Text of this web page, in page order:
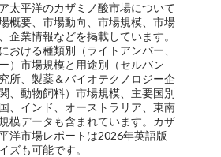
太平洋のカザミノ酸市場について
概要、市場動向、市場規模、市場
企業情報などを掲載しています。
おける種類別（ライトアンバー、
）市場規模と用途別（セルバン
所、製薬＆バイオテクノロジー企
、動物飼料）市場規模、主要国別
、インド、オーストラリア、東南
模データも含まれています。カザ
洋市場レポートは2026年英語版
ズも可能です。